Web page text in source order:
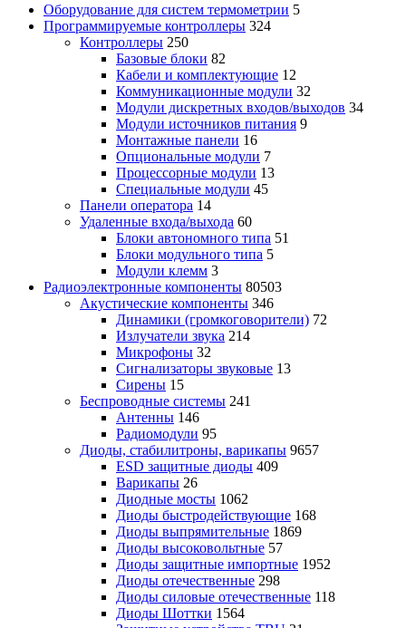
Оборудование для систем термометрии 5
Программируемые контроллеры 324
Контроллеры 250
Базовые блоки 82
Кабели и комплектующие 12
Коммуникационные модули 32
Модули дискретных входов/выходов 34
Модули источников питания 9
Монтажные панели 16
Опциональные модули 7
Процессорные модули 13
Специальные модули 45
Панели оператора 14
Удаленные входа/выхода 60
Блоки автономного типа 51
Блоки модульного типа 5
Модули клемм 3
Радиоэлектронные компоненты 80503
Акустические компоненты 346
Динамики (громкоговорители) 72
Излучатели звука 214
Микрофоны 32
Сигнализаторы звуковые 13
Сирены 15
Беспроводные системы 241
Антенны 146
Радиомодули 95
Диоды, стабилитроны, варикапы 9657
ESD защитные диоды 409
Варикапы 26
Диодные мосты 1062
Диоды быстродействующие 168
Диоды выпрямительные 1869
Диоды высоковольтные 57
Диоды защитные импортные 1952
Диоды отечественные 298
Диоды силовые отечественные 118
Диоды Шоттки 1564